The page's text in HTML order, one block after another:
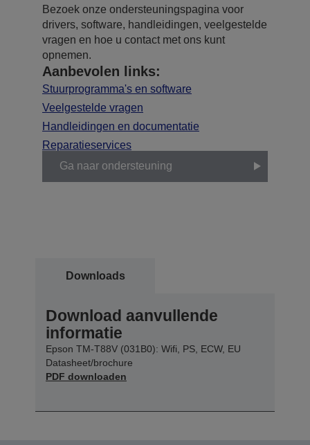
Bezoek onze ondersteuningspagina voor
drivers, software, handleidingen, veelgestelde
vragen en hoe u contact met ons kunt
opnemen.
Aanbevolen links:
Stuurprogramma's en software
Veelgestelde vragen
Handleidingen en documentatie
Reparatieservices
Ga naar ondersteuning
Downloads
Download aanvullende
informatie
Epson TM-T88V (031B0): Wifi, PS, ECW, EU
Datasheet/brochure
PDF downloaden